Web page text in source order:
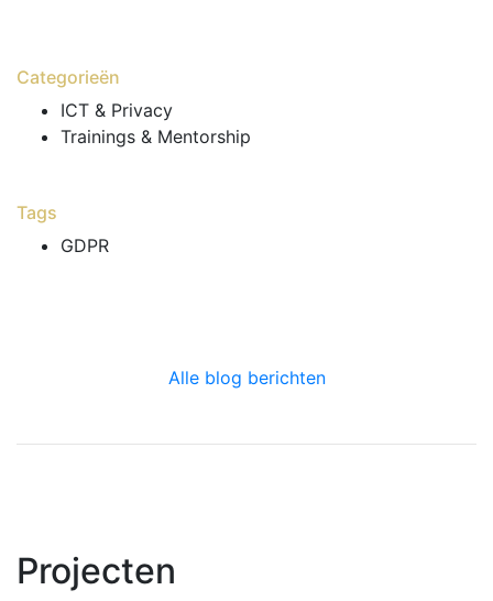
Categorieën
ICT & Privacy
Trainings & Mentorship
Tags
GDPR
Alle blog berichten
Projecten